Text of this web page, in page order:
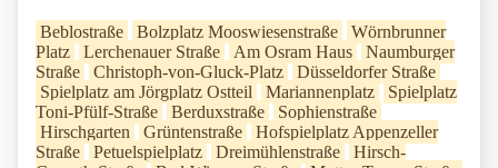
Beblostraße Bolzplatz Mooswiesenstraße
Wörnbrunner
Platz
Lerchenauer Straße Am Osram Haus
Naumburger
Straße
Christoph-von-Gluck-Platz
Düsseldorfer Straße
Spielplatz am Jörgplatz Ostteil
Mariannenplatz
Spielplatz
Toni-Pfülf-Straße
Berduxstraße
Sophienstraße
Hirschgarten
Grüntenstraße
Hofspielplatz Appenzeller
Straße
Petuelspielplatz Dreimühlenstraße
Hirsch-